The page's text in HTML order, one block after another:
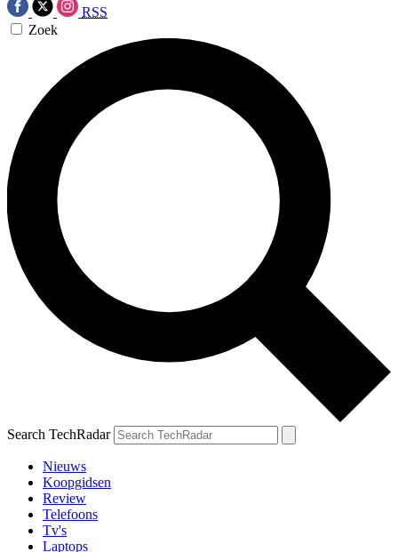
RSS
Zoek
Search TechRadar
Nieuws
Koopgidsen
Review
Telefoons
Tv's
Laptops